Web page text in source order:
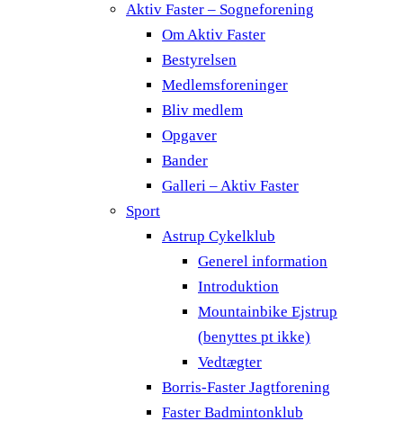
Aktiv Faster – Sogneforening
Om Aktiv Faster
Bestyrelsen
Medlemsforeninger
Bliv medlem
Opgaver
Bander
Galleri – Aktiv Faster
Sport
Astrup Cykelklub
Generel information
Introduktion
Mountainbike Ejstrup
(benyttes pt ikke)
Vedtægter
Borris-Faster Jagtforening
Faster Badmintonklub